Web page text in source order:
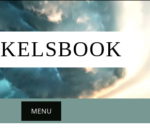
MENU